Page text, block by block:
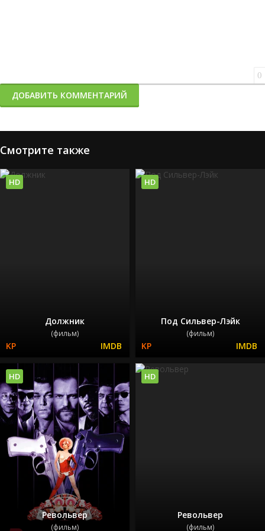
0
ДОБАВИТЬ КОММЕНТАРИЙ
Смотрите также
Должник
(фильм)
HD
Под Сильвер-Лэйк
(фильм)
HD
Револьвер
(фильм)
HD
Револьвер
(фильм)
HD